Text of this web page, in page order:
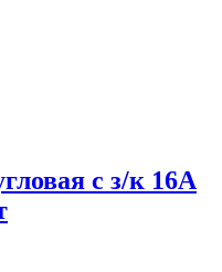
с з/к 16А